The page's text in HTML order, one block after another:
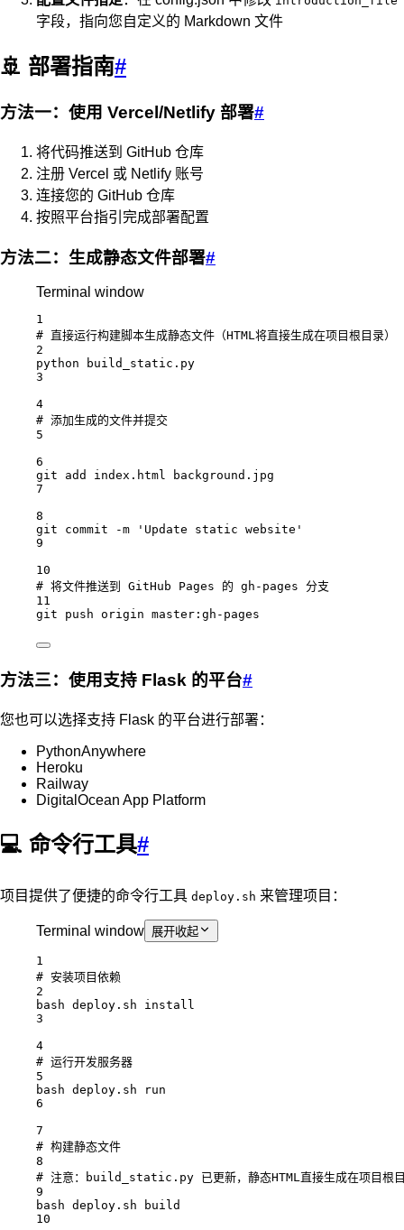
字段，指向您自定义的 Markdown 文件
🚢 部署指南#
方法一：使用 Vercel/Netlify 部署#
将代码推送到 GitHub 仓库
注册 Vercel 或 Netlify 账号
连接您的 GitHub 仓库
按照平台指引完成部署配置
方法二：生成静态文件部署#
Terminal window
1
# 直接运行构建脚本生成静态文件（HTML将直接生成在项目根目录）
2
python
build_static.py
3
4
# 添加生成的文件并提交
5
6
git
add index.html
background.jpg
7
8
git
commit -m
'Update static website'
9
10
# 将文件推送到 GitHub Pages 的 gh-pages 分支
11
git
push origin master:gh-pages
方法三：使用支持 Flask 的平台#
您也可以选择支持 Flask 的平台进行部署：
PythonAnywhere
Heroku
Railway
DigitalOcean App Platform
💻 命令行工具#
项目提供了便捷的命令行工具 deploy.sh 来管理项目：
Terminal window 展开收起
1
# 安装项目依赖
2
bash deploy.sh
install
3
4
# 运行开发服务器
5
bash deploy.sh
run
6
7
# 构建静态文件
8
# 注意：build_static.py 已更新，静态HTML直接生成在项目根
9
bash deploy.sh
build
10